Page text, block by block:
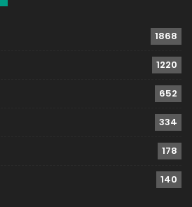
1868
1220
652
334
178
140